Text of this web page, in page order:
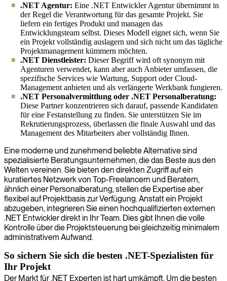
.NET Agentur: Eine .NET Entwickler Agentur übernimmt in
der Regel die Verantwortung für das gesamte Projekt. Sie
liefern ein fertiges Produkt und managen das
Entwicklungsteam selbst. Dieses Modell eignet sich, wenn Sie
ein Projekt vollständig auslagern und sich nicht um das tägliche
Projektmanagement kümmern möchten.
.NET Dienstleister: Dieser Begriff wird oft synonym mit
Agenturen verwendet, kann aber auch Anbieter umfassen, die
spezifische Services wie Wartung, Support oder Cloud-
Management anbieten und als verlängerte Werkbank fungieren.
.NET Personalvermittlung oder .NET Personalberatung:
Diese Partner konzentrieren sich darauf, passende Kandidaten
für eine Festanstellung zu finden. Sie unterstützen Sie im
Rekrutierungsprozess, überlassen die finale Auswahl und das
Management des Mitarbeiters aber vollständig Ihnen.
Eine moderne und zunehmend beliebte Alternative sind
spezialisierte Beratungsunternehmen, die das Beste aus den
Welten vereinen. Sie bieten den direkten Zugriff auf ein
kuratiertes Netzwerk von Top-Freelancern und Beratern,
ähnlich einer Personalberatung, stellen die Expertise aber
flexibel auf Projektbasis zur Verfügung. Anstatt ein Projekt
abzugeben, integrieren Sie einen hochqualifizierten externen
.NET Entwickler direkt in Ihr Team. Dies gibt Ihnen die volle
Kontrolle über die Projektsteuerung bei gleichzeitig minimalem
administrativem Aufwand.
So sichern Sie sich die besten .NET-Spezialisten für
Ihr Projekt
Der Markt für .NET Experten ist hart umkämpft. Um die besten